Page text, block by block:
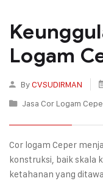
Logam
ByCVSUDIRMAN
Jasa Cor Logam
Cor logam Ceper
konstruksi, baik skala
ketahanan yang